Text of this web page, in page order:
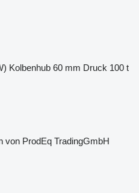
Kolbenhub 60 mm Druck 100 t
von ProdEq TradingGmbH